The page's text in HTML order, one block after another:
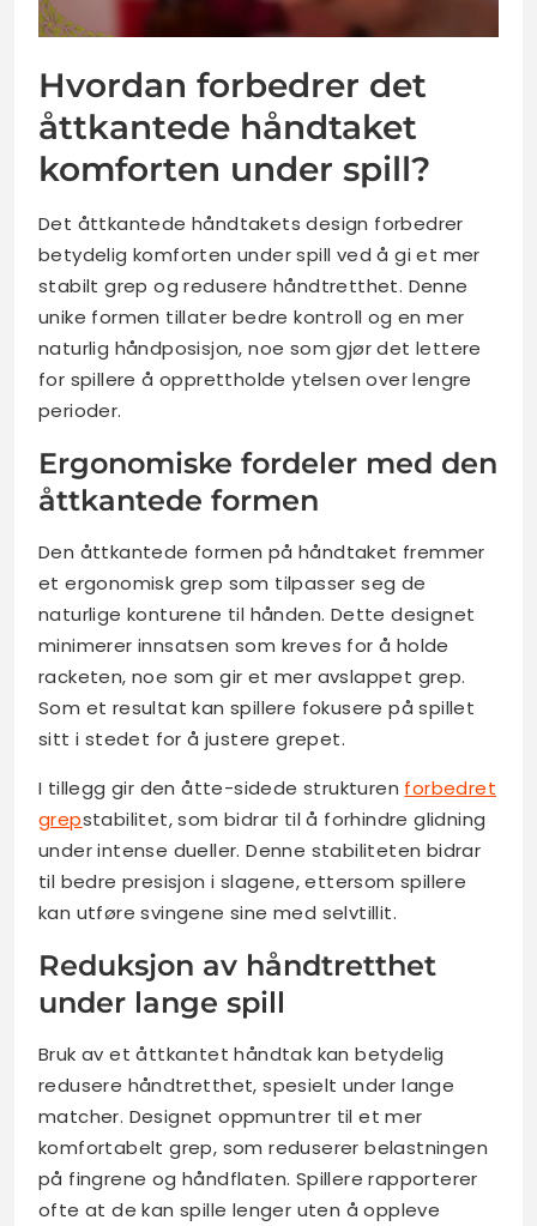
Hvordan forbedrer det
åttkantede håndtaket
komforten under spill?
Det åttkantede håndtakets design forbedrer
betydelig komforten under spill ved å gi et mer
stabilt grep og redusere håndtretthet. Denne
unike formen tillater bedre kontroll og en mer
naturlig håndposisjon, noe som gjør det lettere
for spillere å opprettholde ytelsen over lengre
perioder.
Ergonomiske fordeler med den
åttkantede formen
Den åttkantede formen på håndtaket fremmer
et ergonomisk grep som tilpasser seg de
naturlige konturene til hånden. Dette designet
minimerer innsatsen som kreves for å holde
racketen, noe som gir et mer avslappet grep.
Som et resultat kan spillere fokusere på spillet
sitt i stedet for å justere grepet.
I tillegg gir den åtte-sidede strukturen forbedret
grepstabilitet, som bidrar til å forhindre glidning
under intense dueller. Denne stabiliteten bidrar
til bedre presisjon i slagene, ettersom spillere
kan utføre svingene sine med selvtillit.
Reduksjon av håndtretthet
under lange spill
Bruk av et åttkantet håndtak kan betydelig
redusere håndtretthet, spesielt under lange
matcher. Designet oppmuntrer til et mer
komfortabelt grep, som reduserer belastningen
på fingrene og håndflaten. Spillere rapporterer
ofte at de kan spille lenger uten å oppleve